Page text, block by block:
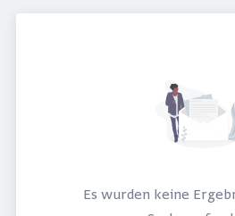
Es wurden keine